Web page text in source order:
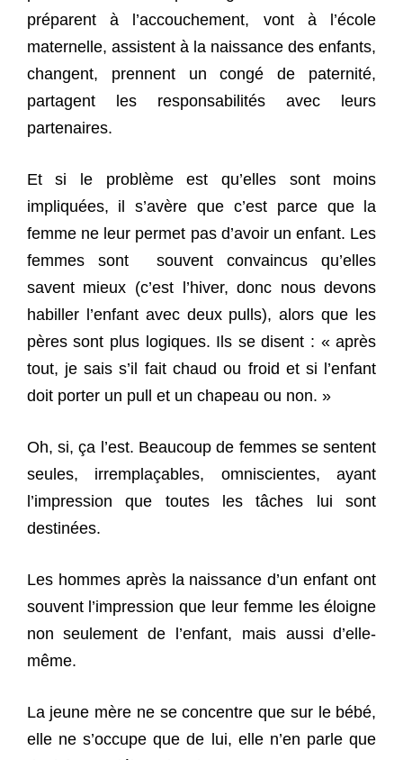
préparent à l’accouchement, vont à l’école
maternelle, assistent à la naissance des enfants,
changent, prennent un congé de paternité,
partagent les responsabilités avec leurs
partenaires.
Et si le problème est qu’elles sont moins
impliquées, il s’avère que c’est parce que la
femme ne leur permet pas d’avoir un enfant. Les
femmes sont souvent convaincus qu’elles
savent mieux (c’est l’hiver, donc nous devons
habiller l’enfant avec deux pulls), alors que les
pères sont plus logiques. Ils se disent : « après
tout, je sais s’il fait chaud ou froid et si l’enfant
doit porter un pull et un chapeau ou non. »
Oh, si, ça l’est. Beaucoup de femmes se sentent
seules, irremplaçables, omniscientes, ayant
l’impression que toutes les tâches lui sont
destinées.
Les hommes après la naissance d’un enfant ont
souvent l’impression que leur femme les éloigne
non seulement de l’enfant, mais aussi d’elle-
même.
La jeune mère ne se concentre que sur le bébé,
elle ne s’occupe que de lui, elle n’en parle que